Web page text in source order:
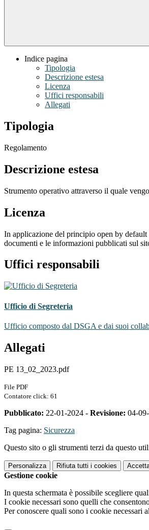
Indice pagina
Tipologia
Descrizione estesa
Licenza
Uffici responsabili
Allegati
Tipologia
Regolamento
Descrizione estesa
Strumento operativo attraverso il quale
Licenza
In applicazione del principio open by
documenti e le informazioni pubblicati sul
Uffici responsabili
Ufficio di Segreteria
Ufficio composto dal DSGA e dai suoi
Allegati
PE 13_02_2023.pdf
File PDF
Contatore click: 61
Pubblicato: 22-01-2024 - Revisione: 04-
Tag pagina: Sicurezza
Questo sito o gli strumenti terzi da questo
Personalizza Rifiuta tutti i cookies
Gestione cookie
In questa schermata è possibile scegliere
I cookie necessari sono quelli che
Per conoscere quali sono i cookie necessari